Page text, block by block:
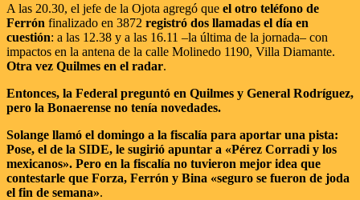
A las 20.30, el jefe de la Ojota agregó que el otro teléfono de
Ferrón finalizado en 3872 registró dos llamadas el día en
cuestión: a las 12.38 y a las 16.11 –la última de la jornada– con
impactos en la antena de la calle Molinedo 1190, Villa Diamante.
Otra vez Quilmes en el radar.
Entonces, la Federal preguntó en Quilmes y General Rodríguez,
pero la Bonaerense no tenía novedades.
Solange llamó el domingo a la fiscalía para aportar una pista:
Pose, el de la SIDE, le sugirió apuntar a «Pérez Corradi y los
mexicanos». Pero en la fiscalía no tuvieron mejor idea que
contestarle que Forza, Ferrón y Bina «seguro se fueron de joda
el fin de semana».